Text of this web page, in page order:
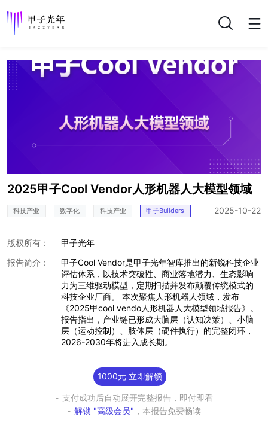
搜索
2025甲子Cool Vendor人形机器人大模型领域
科技产业 数字化 科技产业 甲子Builders 2025-10-22
版权所有：
甲子光年
报告简介：
甲子Cool Vendor是甲子光年智库推出的新锐科技企业
评估体系，以技术突破性、商业落地潜力、生态影响
力为三维驱动模型，定期扫描并发布颠覆传统模式的
科技企业厂商。 本次聚焦人形机器人领域，发布
《2025甲cool vendo人形机器人大模型领域报告》。
报告指出，产业链已形成大脑层（认知决策）、小脑
层（运动控制）、肢体层（硬件执行）的完整闭环，
2026-2030年将进入成长期。
1000元 立即解锁
支付成功后自动展开完整报告，即付即看
解锁 "高级会员" ，本报告免费畅读